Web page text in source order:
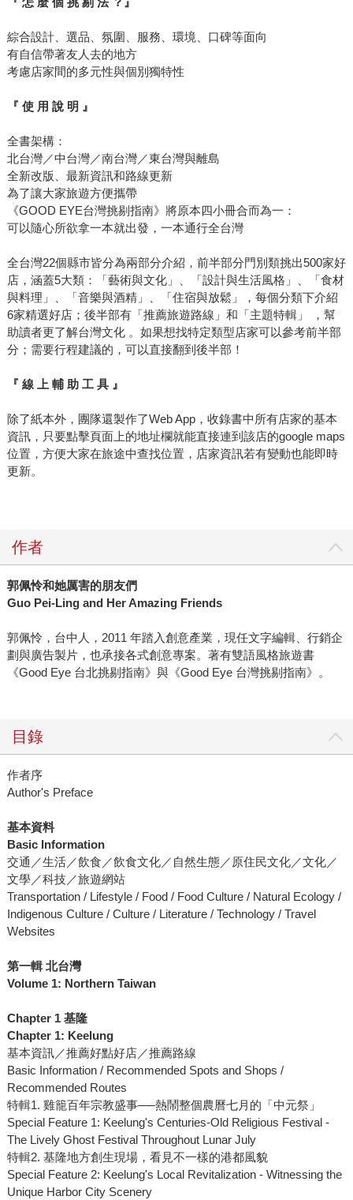
綜合設計、選品、氛圍、服務、環境、口碑等面向
有自信帶著友人去的地方
考慮店家間的多元性與個別獨特性
『 使 用 說 明 』
全書架構：
北台灣／中台灣／南台灣／東台灣與離島
全新改版、最新資訊和路線更新
為了讓大家旅遊方便攜帶
《GOOD EYE台灣挑剔指南》將原本四小冊合而為一：
可以隨心所欲拿一本就出發，一本通行全台灣
全台灣22個縣市皆分為兩部分介紹，前半部分門別類挑出500家好
店，涵蓋5大類：「藝術與文化」、「設計與生活風格」、「食材
與料理」、「音樂與酒精」、「住宿與放鬆」，每個分類下介紹
6家精選好店；後半部有「推薦旅遊路線」和「主題特輯」 ，幫
助讀者更了解台灣文化 。如果想找特定類型店家可以參考前半部
分；需要行程建議的，可以直接翻到後半部！
『 線 上 輔 助 工 具 』
除了紙本外，團隊還製作了Web App，收錄書中所有店家的基本
資訊，只要點擊頁面上的地址欄就能直接連到該店的google maps
位置，方便大家在旅途中查找位置，店家資訊若有變動也能即時
更新。
作者
郭佩怜和她厲害的朋友們
Guo Pei-Ling and Her Amazing Friends
郭佩怜，台中人，2011 年踏入創意產業，現任文字編輯、行銷企
劃與廣告製片，也承接各式創意專案。著有雙語風格旅遊書
《Good Eye 台北挑剔指南》與《Good Eye 台灣挑剔指南》。
目錄
作者序
Author's Preface
基本資料
Basic Information
交通／生活／飲食／飲食文化／自然生態／原住民文化／文化／
文學／科技／旅遊網站
Transportation / Lifestyle / Food / Food Culture / Natural Ecology /
Indigenous Culture / Culture / Literature / Technology / Travel
Websites
第一輯 北台灣
Volume 1: Northern Taiwan
Chapter 1 基隆
Chapter 1: Keelung
基本資訊／推薦好點好店／推薦路線
Basic Information / Recommended Spots and Shops /
Recommended Routes
特輯1. 雞籠百年宗教盛事──熱鬧整個農曆七月的「中元祭」
Special Feature 1: Keelung's Centuries-Old Religious Festival -
The Lively Ghost Festival Throughout Lunar July
特輯2. 基隆地方創生現場，看見不一樣的港都風貌
Special Feature 2: Keelung's Local Revitalization - Witnessing the
Unique Harbor City Scenery